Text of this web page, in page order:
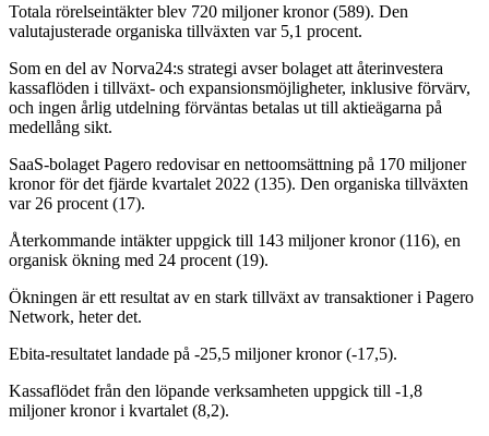
Totala rörelseintäkter blev 720 miljoner kronor (589). Den
valutajusterade organiska tillväxten var 5,1 procent.
Som en del av Norva24:s strategi avser bolaget att återinvestera
kassaflöden i tillväxt- och expansionsmöjligheter, inklusive förvärv,
och ingen årlig utdelning förväntas betalas ut till aktieägarna på
medellång sikt.
SaaS-bolaget Pagero redovisar en nettoomsättning på 170 miljoner
kronor för det fjärde kvartalet 2022 (135). Den organiska tillväxten
var 26 procent (17).
Återkommande intäkter uppgick till 143 miljoner kronor (116), en
organisk ökning med 24 procent (19).
Ökningen är ett resultat av en stark tillväxt av transaktioner i Pagero
Network, heter det.
Ebita-resultatet landade på -25,5 miljoner kronor (-17,5).
Kassaflödet från den löpande verksamheten uppgick till -1,8
miljoner kronor i kvartalet (8,2).